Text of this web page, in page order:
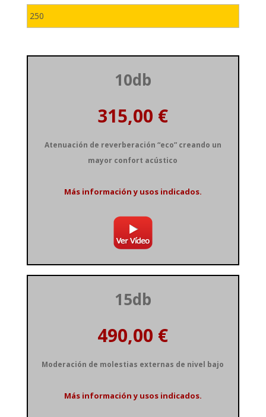
10db
Atenuación de reverberación “eco” creando un
mayor confort acústico
Más información y usos indicados.
15db
Moderación de molestias externas de nivel bajo
Más información y usos indicados.